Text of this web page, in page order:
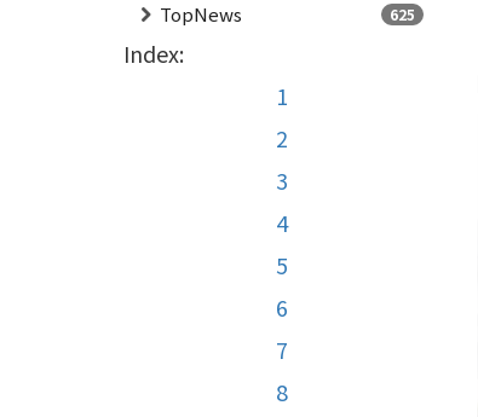
TopNews 625
Index:
1
2
3
4
5
6
7
8